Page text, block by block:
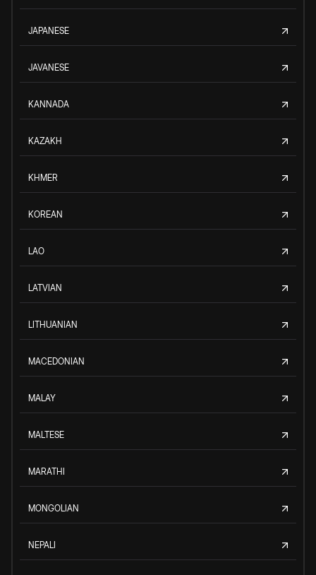
JAPANESE
JAVANESE
KANNADA
KAZAKH
KHMER
KOREAN
LAO
LATVIAN
LITHUANIAN
MACEDONIAN
MALAY
MALTESE
MARATHI
MONGOLIAN
NEPALI